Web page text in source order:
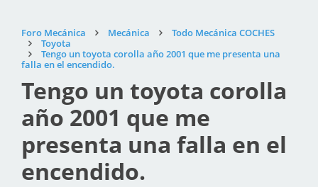
Foro Mecánica Mecánica
Todo Mecánica COCHES
Toyota
Tengo un toyota corolla año 2001 que me presenta una
falla en el encendido.
Tengo un toyota corolla
año 2001 que me
presenta una falla en el
encendido.